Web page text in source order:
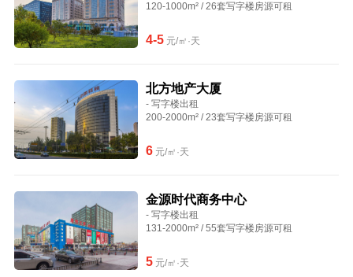
120-1000m² / 26套写字楼房源可租
4-5元/㎡·天
北方地产大厦
- 写字楼出租
200-2000m² / 23套写字楼房源可租
6元/㎡·天
金源时代商务中心
- 写字楼出租
131-2000m² / 55套写字楼房源可租
5元/㎡·天